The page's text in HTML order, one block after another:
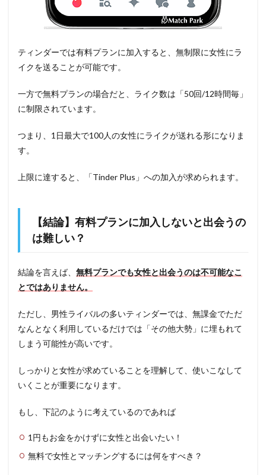
ティンダーでは有料プランに加入すると、無制限に女性にラ
イクを送ることが可能です。
一方で無料プランの場合だと、ライク数は「50回/12時間毎」
に制限されています。
つまり、1日最大で100人の女性にライクが送れる形になりま
す。
上限に達すると、「Tinder Plus」への加入が求められます。
【結論】有料プランに加入しないと出会うの
は難しい？
結論を言えば、 無料プランでも女性と出会うのは不可能なこ
とではありません。
ただし、男性ライバルの多いティンダーでは、無課金でただ
なんとなく利用しているだけでは「その他大勢」に埋もれて
しまう可能性が高いです。
しっかりと女性が求めていることを理解して、使いこなして
いくことが重要になります。
もし、下記のように考えているのであれば
1円もお金をかけずに女性と出会いたい！
無料で女性とマッチングするには何をすべき？